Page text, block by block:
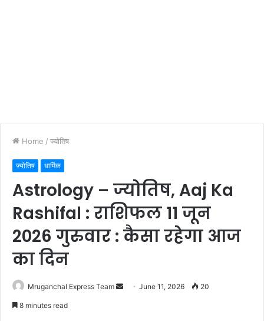
Home / ज्योतिष
ज्योतिष धार्मिक
Astrology – ज्योतिष, Aaj Ka
Rashifal : राशिफल 11 जून
2026 गुरुवार : कैसा रहेगा आज
का दिन
Mruganchal Express Team
Send June 11, 2026 20
8 minutes read